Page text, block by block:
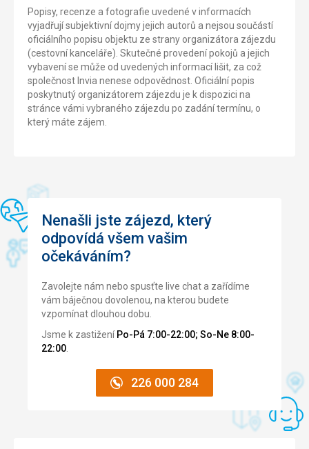
Popisy, recenze a fotografie uvedené v informacích
vyjadřují subjektivní dojmy jejich autorů a nejsou součástí
oficiálního popisu objektu ze strany organizátora zájezdu
(cestovní kanceláře). Skutečné provedení pokojů a jejich
vybavení se může od uvedených informací lišit, za což
společnost Invia nenese odpovědnost. Oficiální popis
poskytnutý organizátorem zájezdu je k dispozici na
stránce vámi vybraného zájezdu po zadání termínu, o
který máte zájem.
Nenašli jste zájezd, který
odpovídá všem vašim
očekáváním?
Zavolejte nám nebo spusťte live chat a zařídíme
vám báječnou dovolenou, na kterou budete
vzpomínat dlouhou dobu.
Jsme k zastižení Po-Pá 7:00-22:00; So-Ne 8:00-
22:00
226 000 284